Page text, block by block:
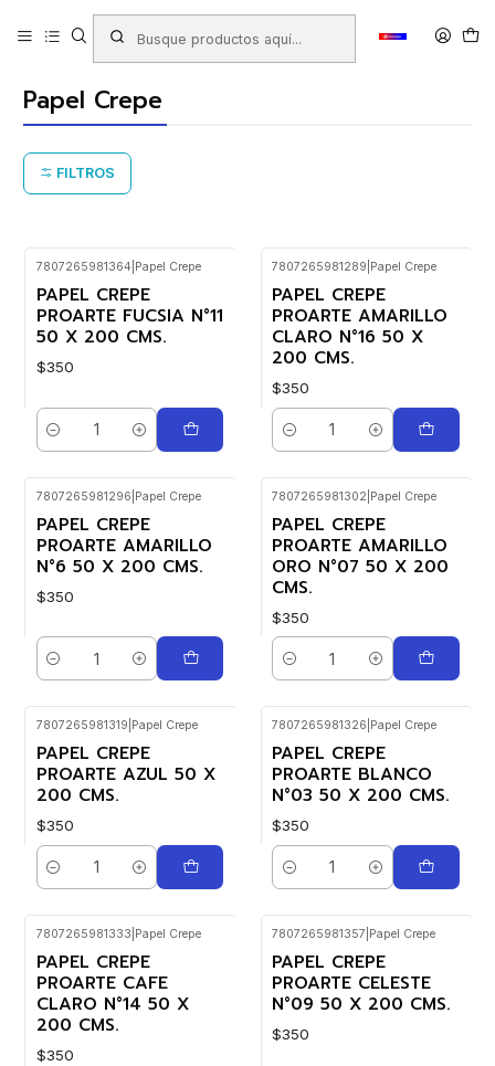
Productos LIBRERIA Papeles y Cartones
Papelería en Pliegos Papel Crepe
Papel Crepe
FILTROS
7807265981364 Papel Crepe
PAPEL CREPE
PROARTE FUCSIA N°11
50 X 200 CMS.
$350
Cantidad
7807265981289 Papel Crepe
PAPEL CREPE
PROARTE AMARILLO
CLARO N°16 50 X
200 CMS.
$350
Cantidad
7807265981296 Papel Crepe
PAPEL CREPE
PROARTE AMARILLO
N°6 50 X 200 CMS.
$350
Cantidad
7807265981302 Papel Crepe
PAPEL CREPE
PROARTE AMARILLO
ORO N°07 50 X 200
CMS.
$350
Cantidad
7807265981319 Papel Crepe
PAPEL CREPE
PROARTE AZUL 50 X
200 CMS.
$350
Cantidad
7807265981326 Papel Crepe
PAPEL CREPE
PROARTE BLANCO
N°03 50 X 200 CMS.
$350
Cantidad
7807265981333 Papel Crepe
PAPEL CREPE
PROARTE CAFE
CLARO N°14 50 X
200 CMS.
$350
7807265981357 Papel Crepe
PAPEL CREPE
PROARTE CELESTE
N°09 50 X 200 CMS.
$350